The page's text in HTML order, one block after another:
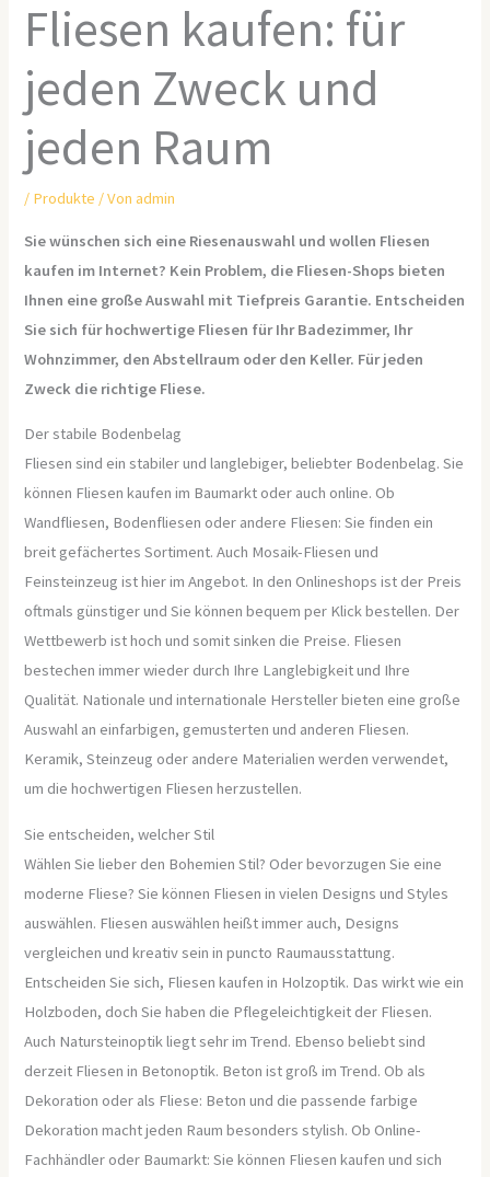
Fliesen kaufen: für
jeden Zweck und
jeden Raum
/ Produkte / Vonadmin
Sie wünschen sich eine Riesenauswahl und wollen Fliesen
kaufen im Internet? Kein Problem, die Fliesen-Shops bieten
Ihnen eine große Auswahl mit Tiefpreis Garantie. Entscheiden
Sie sich für hochwertige Fliesen für Ihr Badezimmer, Ihr
Wohnzimmer, den Abstellraum oder den Keller. Für jeden
Zweck die richtige Fliese.
Der stabile Bodenbelag
Fliesen sind ein stabiler und langlebiger, beliebter Bodenbelag. Sie
können Fliesen kaufen im Baumarkt oder auch online. Ob
Wandfliesen, Bodenfliesen oder andere Fliesen: Sie finden ein
breit gefächertes Sortiment. Auch Mosaik-Fliesen und
Feinsteinzeug ist hier im Angebot. In den Onlineshops ist der Preis
oftmals günstiger und Sie können bequem per Klick bestellen. Der
Wettbewerb ist hoch und somit sinken die Preise. Fliesen
bestechen immer wieder durch Ihre Langlebigkeit und Ihre
Qualität. Nationale und internationale Hersteller bieten eine große
Auswahl an einfarbigen, gemusterten und anderen Fliesen.
Keramik, Steinzeug oder andere Materialien werden verwendet,
um die hochwertigen Fliesen herzustellen.
Sie entscheiden, welcher Stil
Wählen Sie lieber den Bohemien Stil? Oder bevorzugen Sie eine
moderne Fliese? Sie können Fliesen in vielen Designs und Styles
auswählen. Fliesen auswählen heißt immer auch, Designs
vergleichen und kreativ sein in puncto Raumausstattung.
Entscheiden Sie sich, Fliesen kaufen in Holzoptik. Das wirkt wie ein
Holzboden, doch Sie haben die Pflegeleichtigkeit der Fliesen.
Auch Natursteinoptik liegt sehr im Trend. Ebenso beliebt sind
derzeit Fliesen in Betonoptik. Beton ist groß im Trend. Ob als
Dekoration oder als Fliese: Beton und die passende farbige
Dekoration macht jeden Raum besonders stylish. Ob Online-
Fachhändler oder Baumarkt: Sie können Fliesen kaufen und sich